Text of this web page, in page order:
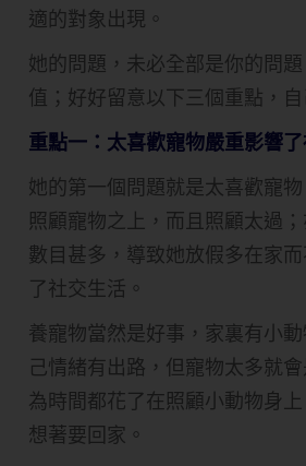
適的對象出現。
她的問題，未必全部是你的問
值；好好留意以下三個重點，自
重點一：太喜歡寵物嚴重影響
她的第一個問題就是太喜歡寵
照顧寵物之上，而且照顧太過
數目甚多，導致她放假多在家
了社交生活。
養寵物當然是好事，家裏有小
己情緒有出路，但寵物太多就
為時間都花了在照顧小動物身
想著要回家。